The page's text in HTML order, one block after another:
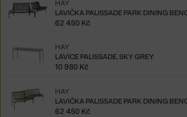
HAY
62 450 Kč
LAVICE PALISSADE, SKY GREY
HAY
10 980 Kč
HAY
62 450 Kč